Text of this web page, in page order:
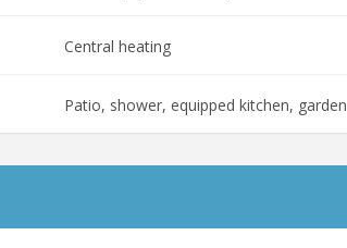
Central heating
Patio, shower, equipped kitchen, garden